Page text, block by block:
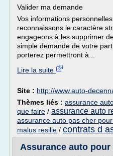
Valider ma demande
Vos informations
reconnaissons le caractère
engageons à les supprimer
simple demande de votre
porterez permettront à...
Lire la suite
Site : http://www.auto-
Thèmes liés : assurance
que faire / assurance auto
assurance auto pas cher
malus resilie / contrats d
Assurance auto